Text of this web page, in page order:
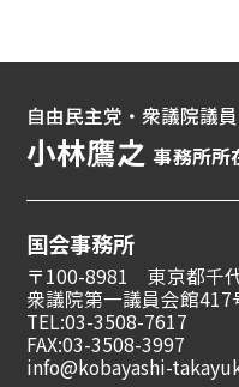
自由民主党・衆議院議員
小林鷹之事務所所
国会事務所
〒100-8981 東京都千
衆議院第一議員会館417
TEL:03-3508-7617
FAX:03-3508-3997
info@kobayashi-